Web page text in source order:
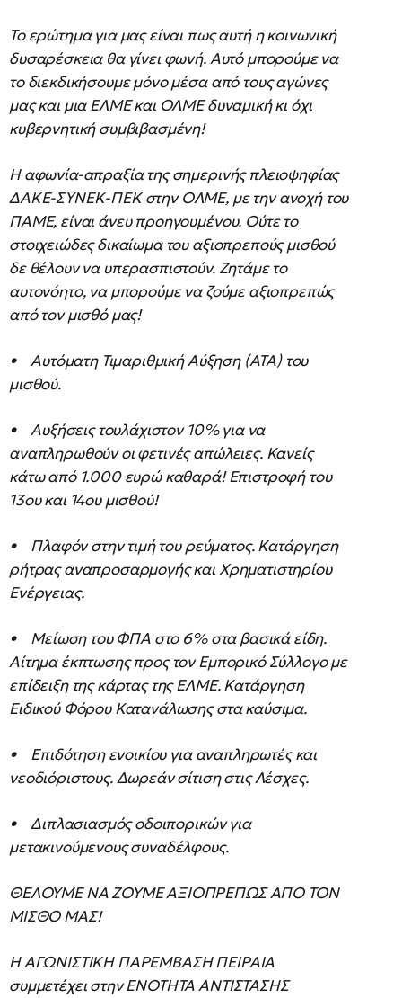
Το ερώτημα για μας είναι πως αυτή η κοινωνική
δυσαρέσκεια θα γίνει φωνή. Αυτό μπορούμε να
το διεκδικήσουμε μόνο μέσα από τους αγώνες
μας και μια ΕΛΜΕ και ΟΛΜΕ δυναμική κι όχι
κυβερνητική συμβιβασμένη!
Η αφωνία-απραξία της σημερινής πλειοψηφίας
ΔΑΚΕ-ΣΥΝΕΚ-ΠΕΚ στην ΟΛΜΕ, με την ανοχή του
ΠΑΜΕ, είναι άνευ προηγουμένου. Ούτε το
στοιχειώδες δικαίωμα του αξιοπρεπούς μισθού
δε θέλουν να υπερασπιστούν. Ζητάμε το
αυτονόητο, να μπορούμε να ζούμε αξιοπρεπώς
από τον μισθό μας!
• Αυτόματη Τιμαριθμική Αύξηση (ΑΤΑ) του
μισθού.
• Αυξήσεις τουλάχιστον 10% για να
αναπληρωθούν οι φετινές απώλειες. Κανείς
κάτω από 1.000 ευρώ καθαρά! Επιστροφή του
13ου και 14ου μισθού!
• Πλαφόν στην τιμή του ρεύματος. Κατάργηση
ρήτρας αναπροσαρμογής και Χρηματιστηρίου
Ενέργειας.
• Μείωση του ΦΠΑ στο 6% στα βασικά είδη.
Αίτημα έκπτωσης προς τον Εμπορικό Σύλλογο με
επίδειξη της κάρτας της ΕΛΜΕ. Κατάργηση
Ειδικού Φόρου Κατανάλωσης στα καύσιμα.
• Επιδότηση ενοικίου για αναπληρωτές και
νεοδιόριστους. Δωρεάν σίτιση στις Λέσχες.
• Διπλασιασμός οδοιπορικών για
μετακινούμενους συναδέλφους.
ΘΕΛΟΥΜΕ ΝΑ ΖΟΥΜΕ ΑΞΙΟΠΡΕΠΩΣ ΑΠΟ ΤΟΝ
ΜΙΣΘΟ ΜΑΣ!
Η ΑΓΩΝΙΣΤΙΚΗ ΠΑΡΕΜΒΑΣΗ ΠΕΙΡΑΙΑ
συμμετέχει στην ΕΝΟΤΗΤΑ ΑΝΤΙΣΤΑΣΗΣ